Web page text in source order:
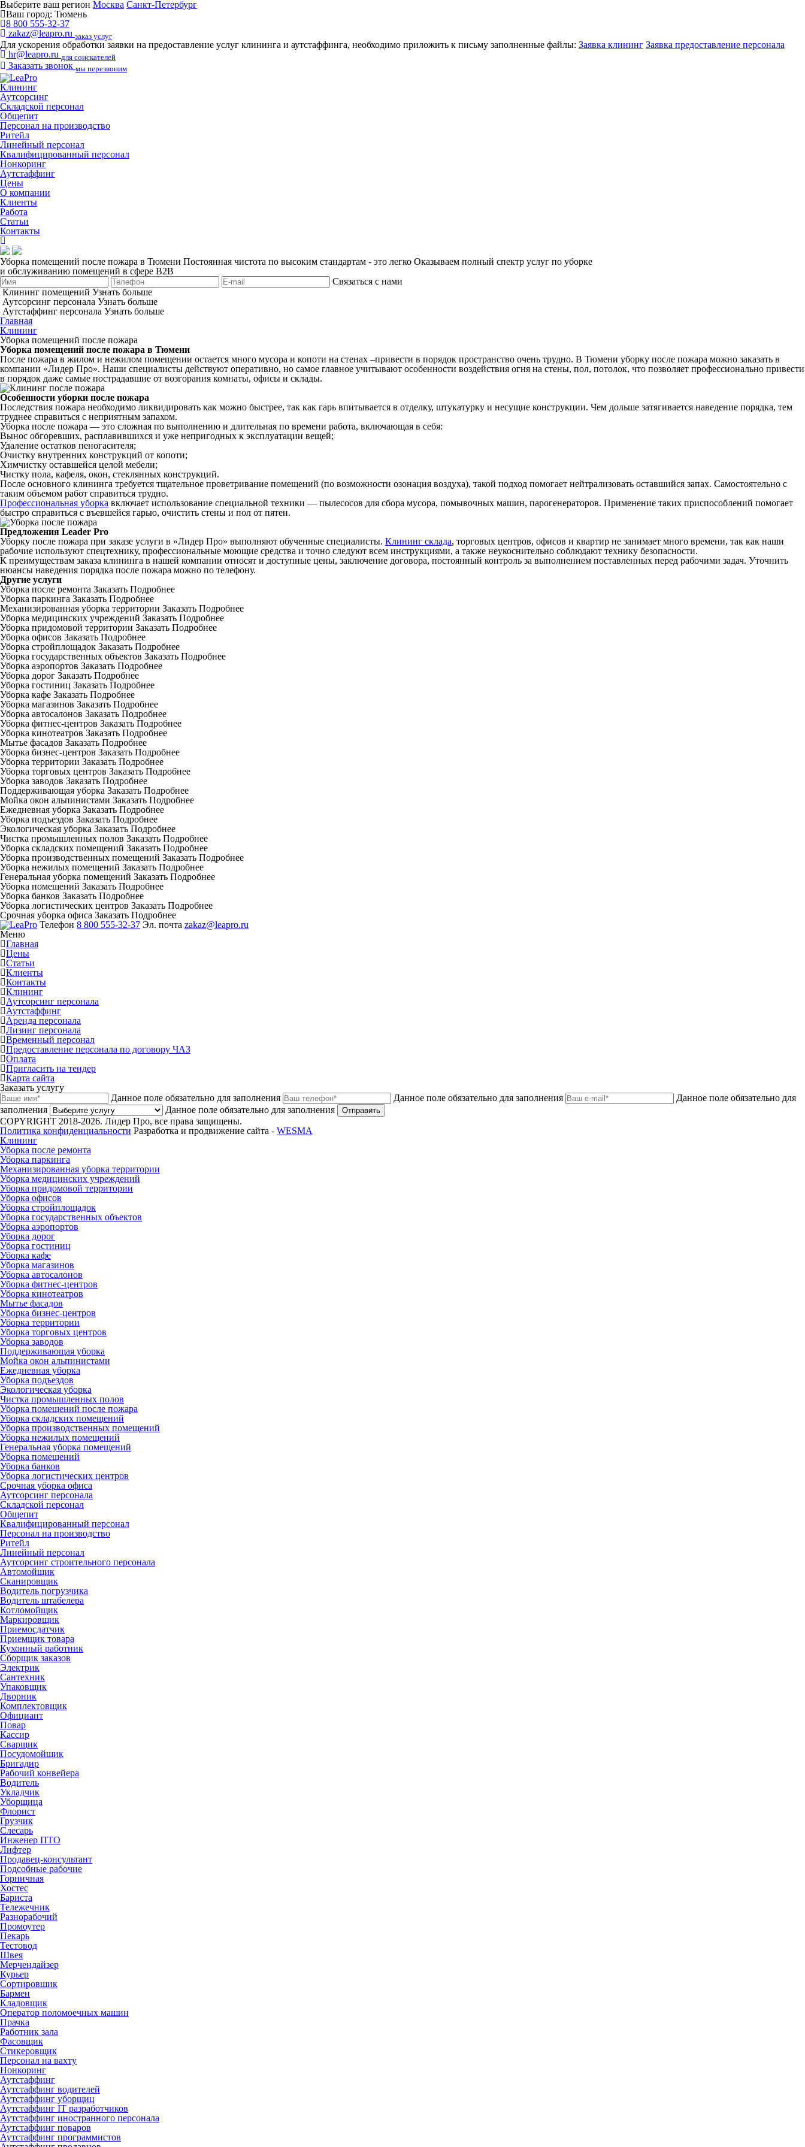
Выберите ваш регион Москва Санкт-Петербург
Ваш город: Тюмень
8 800 555-32-37
zakaz@leapro.ru заказ услуг
Для ускорения обработки заявки на предоставление услуг клининга и аутстаффинга, необходимо приложить к письму заполненные файлы: Заявка клининг Заявка предоставление персонала
hr@leapro.ru для соискателей
Заказать звонок мы перезвоним
Клининг
Аутсорсинг
Складской персонал
Общепит
Персонал на производство
Ритейл
Линейный персонал
Квалифицированный персонал
Нонкоринг
Аутстаффинг
Цены
О компании
Клиенты
Работа
Статьи
Контакты
Уборка помещений после пожара в Тюмени Постоянная чистота по высоким стандартам - это легко Оказываем полный спектр услуг по уборке
и обслуживанию помещений в сфере B2B
Связаться с нами
Клининг помещений Узнать больше
Аутсорсинг персонала Узнать больше
Аутстаффинг персонала Узнать больше
Главная
Клининг
Уборка помещений после пожара
Уборка помещений после пожара в Тюмени
После пожара в жилом и нежилом помещении остается много мусора и копоти на стенах –привести в порядок пространство очень трудно. В Тюмени уборку после пожара можно заказать в
компании «Лидер Про». Наши специалисты действуют оперативно, но самое главное учитывают особенности воздействия огня на стены, пол, потолок, что позволяет профессионально привести
в порядок даже самые пострадавшие от возгорания комнаты, офисы и склады.
Особенности уборки после пожара
Последствия пожара необходимо ликвидировать как можно быстрее, так как гарь впитывается в отделку, штукатурку и несущие конструкции. Чем дольше затягивается наведение порядка, тем
труднее справиться с неприятным запахом.
Уборка после пожара — это сложная по выполнению и длительная по времени работа, включающая в себя:
Вынос обгоревших, расплавившихся и уже непригодных к эксплуатации вещей;
Удаление остатков пеногасителя;
Очистку внутренних конструкций от копоти;
Химчистку оставшейся целой мебели;
Чистку пола, кафеля, окон, стеклянных конструкций.
После основного клининга требуется тщательное проветривание помещений (по возможности озонация воздуха), такой подход помогает нейтрализовать оставшийся запах. Самостоятельно с
таким объемом работ справиться трудно.
Профессиональная уборка включает использование специальной техники — пылесосов для сбора мусора, помывочных машин, парогенераторов. Применение таких приспособлений помогает
быстро справиться с въевшейся гарью, очистить стены и пол от пятен.
Предложения Leader Pro
Уборку после пожара при заказе услуги в «Лидер Про» выполняют обученные специалисты. Клининг склада, торговых центров, офисов и квартир не занимает много времени, так как наши
рабочие используют спецтехнику, профессиональные моющие средства и точно следуют всем инструкциями, а также неукоснительно соблюдают технику безопасности.
К преимуществам заказа клининга в нашей компании относят и доступные цены, заключение договора, постоянный контроль за выполнением поставленных перед рабочими задач. Уточнить
нюансы наведения порядка после пожара можно по телефону.
Другие услуги
Уборка после ремонта Заказать Подробнее
Уборка паркинга Заказать Подробнее
Механизированная уборка территории Заказать Подробнее
Уборка медицинских учреждений Заказать Подробнее
Уборка придомовой территории Заказать Подробнее
Уборка офисов Заказать Подробнее
Уборка стройплощадок Заказать Подробнее
Уборка государственных объектов Заказать Подробнее
Уборка аэропортов Заказать Подробнее
Уборка дорог Заказать Подробнее
Уборка гостиниц Заказать Подробнее
Уборка кафе Заказать Подробнее
Уборка магазинов Заказать Подробнее
Уборка автосалонов Заказать Подробнее
Уборка фитнес-центров Заказать Подробнее
Уборка кинотеатров Заказать Подробнее
Мытье фасадов Заказать Подробнее
Уборка бизнес-центров Заказать Подробнее
Уборка территории Заказать Подробнее
Уборка торговых центров Заказать Подробнее
Уборка заводов Заказать Подробнее
Поддерживающая уборка Заказать Подробнее
Мойка окон альпинистами Заказать Подробнее
Ежедневная уборка Заказать Подробнее
Уборка подъездов Заказать Подробнее
Экологическая уборка Заказать Подробнее
Чистка промышленных полов Заказать Подробнее
Уборка складских помещений Заказать Подробнее
Уборка производственных помещений Заказать Подробнее
Уборка нежилых помещений Заказать Подробнее
Генеральная уборка помещений Заказать Подробнее
Уборка помещений Заказать Подробнее
Уборка банков Заказать Подробнее
Уборка логистических центров Заказать Подробнее
Срочная уборка офиса Заказать Подробнее
Телефон 8 800 555-32-37 Эл. почта zakaz@leapro.ru
Меню
Главная
Цены
Статьи
Клиенты
Контакты
Клининг
Аутсорсинг персонала
Аутстаффинг
Аренда персонала
Лизинг персонала
Временный персонал
Предоставление персонала по договору ЧАЗ
Оплата
Пригласить на тендер
Карта сайта
Заказать услугу
Данное поле обязательно для заполнения
Данное поле обязательно для заполнения
Данное поле обязательно для
заполнения
Данное поле обязательно для заполнения Отправить
COPYRIGHT 2018-2026. Лидер Про, все права защищены.
Политика конфиденциальности Разработка и продвижение сайта - WESMA
Клининг
Уборка после ремонта
Уборка паркинга
Механизированная уборка территории
Уборка медицинских учреждений
Уборка придомовой территории
Уборка офисов
Уборка стройплощадок
Уборка государственных объектов
Уборка аэропортов
Уборка дорог
Уборка гостиниц
Уборка кафе
Уборка магазинов
Уборка автосалонов
Уборка фитнес-центров
Уборка кинотеатров
Мытье фасадов
Уборка бизнес-центров
Уборка территории
Уборка торговых центров
Уборка заводов
Поддерживающая уборка
Мойка окон альпинистами
Ежедневная уборка
Уборка подъездов
Экологическая уборка
Чистка промышленных полов
Уборка помещений после пожара
Уборка складских помещений
Уборка производственных помещений
Уборка нежилых помещений
Генеральная уборка помещений
Уборка помещений
Уборка банков
Уборка логистических центров
Срочная уборка офиса
Аутсорсинг персонала
Складской персонал
Общепит
Квалифицированный персонал
Персонал на производство
Ритейл
Линейный персонал
Аутсорсинг строительного персонала
Автомойщик
Сканировщик
Водитель погрузчика
Водитель штабелера
Котломойщик
Маркировщик
Приемосдатчик
Приемщик товара
Кухонный работник
Сборщик заказов
Электрик
Сантехник
Упаковщик
Дворник
Комплектовщик
Официант
Повар
Кассир
Сварщик
Посудомойщик
Бригадир
Рабочий конвейера
Водитель
Укладчик
Уборщица
Флорист
Грузчик
Слесарь
Инженер ПТО
Лифтер
Продавец-консультант
Подсобные рабочие
Горничная
Хостес
Бариста
Тележечник
Разнорабочий
Промоутер
Пекарь
Тестовод
Швея
Мерчендайзер
Курьер
Сортировщик
Бармен
Кладовщик
Оператор поломоечных машин
Прачка
Работник зала
Фасовщик
Стикеровщик
Персонал на вахту
Нонкоринг
Аутстаффинг
Аутстаффинг водителей
Аутстаффинг уборщиц
Аутстаффинг IT разработчиков
Аутстаффинг иностранного персонала
Аутстаффинг поваров
Аутстаффинг программистов